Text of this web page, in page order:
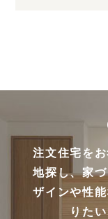
注文住宅を
地探し、家
ザインや性
りた